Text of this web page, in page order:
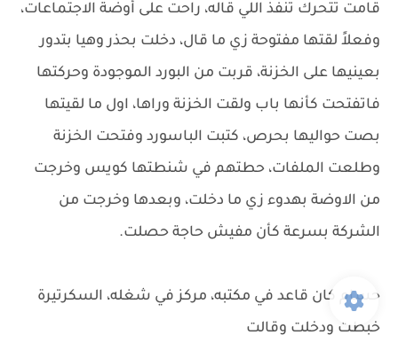
قامت تتحرك تنفذ اللي قاله، راحت على أوضة الاجتماعات،
وفعلاً لقتها مفتوحة زي ما قال، دخلت بحذر وهيا بتدور
بعينيها على الخزنة، قربت من البورد الموجودة وحركتها
فاتفتحت كأنها باب ولقت الخزنة وراها، اول ما لقيتها
بصت حواليها بحرص، كتبت الباسورد وفتحت الخزنة
وطلعت الملفات، حطتهم في شنطتها كويس وخرجت
من الاوضة بهدوء زي ما دخلت، وبعدها وخرجت من
الشركة بسرعة كأن مفيش حاجة حصلت.
حسام كان قاعد في مكتبه، مركز في شغله، السكرتيرة
خبطت ودخلت وقالت